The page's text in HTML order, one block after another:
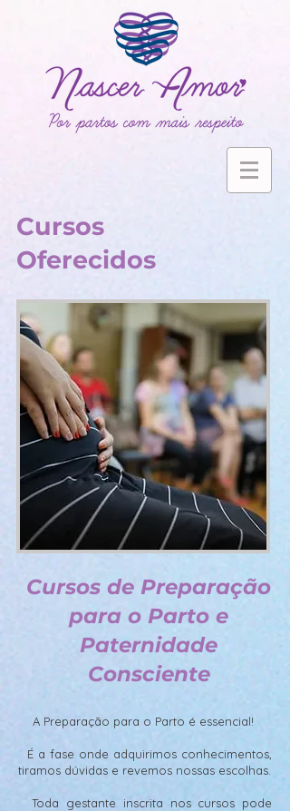
Cursos
Oferecidos
Cursos de Preparação
para o Parto e
Paternidade
Consciente
A Preparação para o Parto é essencial!
É a fase onde adquirimos conhecimentos,
tiramos dúvidas e revemos nossas escolhas.
Toda gestante inscrita nos cursos pode